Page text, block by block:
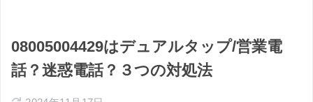
08005004429はデュアルタップ/営業電
話？迷惑電話？３つの対処法